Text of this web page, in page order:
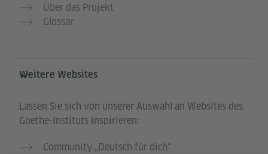
Über das Projekt
Glossar
Weitere Websites
Lassen Sie sich von unserer Auswahl an Websites des
Goethe-Instituts inspirieren:
Community „Deutsch für dich“